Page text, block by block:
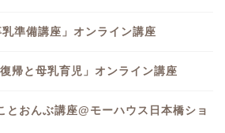
準備講座」オンライン講座
帰と母乳育児」オンライン講座
とおんぶ講座@モーハウス日本橋ショ